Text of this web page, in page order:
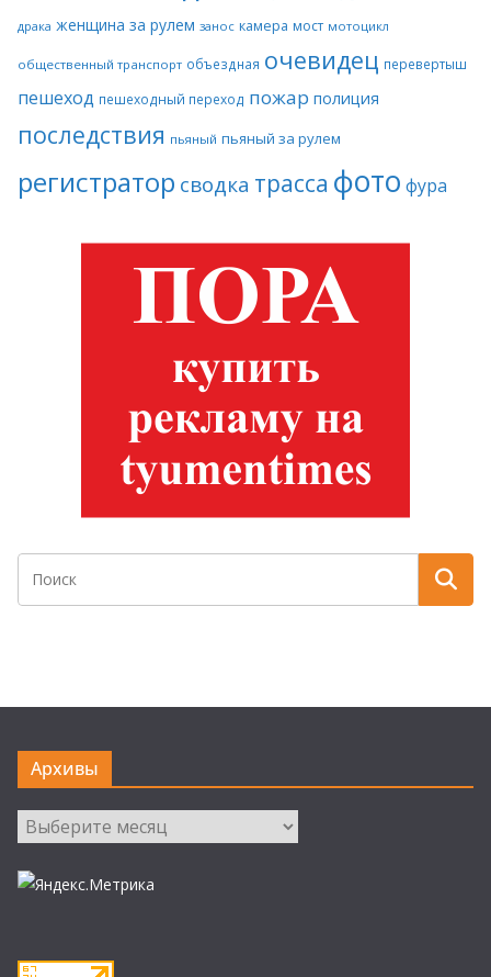
драка женщина за рулем занос камера мост мотоцикл
общественный транспорт объездная очевидец перевертыш
пешеход пешеходный переход пожар полиция
последствия пьяный пьяный за рулем
регистратор сводка трасса фото фура
Архивы
Архивы